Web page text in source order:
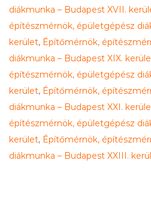
diákmunka – Budapest XVII.
építészmérnök, épületgépész
kerület, Építőmérnök,
diákmunka – Budapest XIX.
építészmérnök, épületgépész
kerület, Építőmérnök,
diákmunka – Budapest XXI.
építészmérnök, épületgépész
kerület, Építőmérnök,
diákmunka – Budapest XXIII.